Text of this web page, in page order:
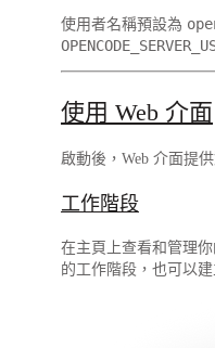
使用者名稱預設為
使用 Web 介面
啟動後，Web 介面提
工作階段
在主頁上查看和管理
的工作階段，也可以